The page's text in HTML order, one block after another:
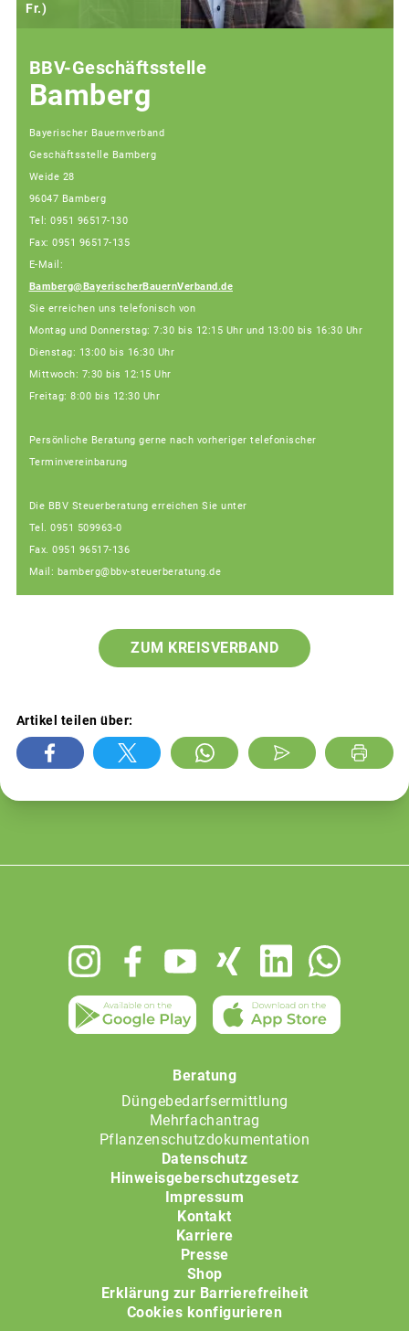
Fr.)
BBV-Geschäftsstelle
Bamberg
Bayerischer Bauernverband
Geschäftsstelle Bamberg
Weide 28
96047 Bamberg
Tel: 0951 96517-130
Fax: 0951 96517-135
E-Mail:
Bamberg@BayerischerBauernVerband.de
Sie erreichen uns telefonisch von
Montag und Donnerstag: 7:30 bis 12:15 Uhr und 13:00 bis 16:30 Uhr
Dienstag: 13:00 bis 16:30 Uhr
Mittwoch: 7:30 bis 12:15 Uhr
Freitag: 8:00 bis 12:30 Uhr
Persönliche Beratung gerne nach vorheriger telefonischer
Terminvereinbarung
Die BBV Steuerberatung erreichen Sie unter
Tel. 0951 509963-0
Fax. 0951 96517-136
Mail: bamberg@bbv-steuerberatung.de
ZUM KREISVERBAND
Artikel teilen über:
Beratung
Düngebedarfsermittlung
Mehrfachantrag
Pflanzenschutzdokumentation
Datenschutz
Hinweisgeberschutzgesetz
Impressum
Kontakt
Karriere
Presse
Shop
Erklärung zur Barrierefreiheit
Cookies konfigurieren